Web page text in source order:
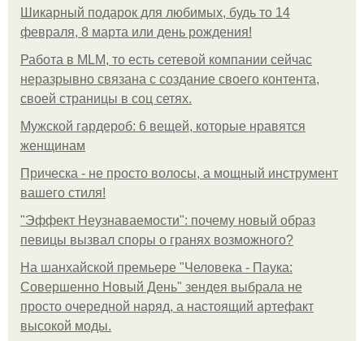
Шикарный подарок для любимых, будь то 14
февраля, 8 марта или день рождения!
Работа в MLM, то есть сетевой компании сейчас
неразрывно связана с создание своего контента,
своей страницы в соц сетях.
Мужской гардероб: 6 вещей, которые нравятся
женщинам
Прическа - не просто волосы, а мощный инструмент
вашего стиля!
"Эффект Неузнаваемости": почему новый образ
певицы вызвал споры о гранях возможного?
На шанхайской премьере "Человека - Паука:
Совершенно Новый День" зендея выбрала не
просто очередной наряд, а настоящий артефакт
высокой моды.